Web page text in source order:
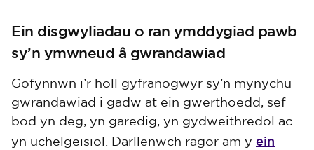
Ein disgwyliadau o ran ymddygiad pawb
sy’n ymwneud â gwrandawiad
Gofynnwn i’r holl gyfranogwyr sy’n mynychu
gwrandawiad i gadw at ein gwerthoedd, sef
bod yn deg, yn garedig, yn gydweithredol ac
yn uchelgeisiol. Darllenwch ragor am y ein